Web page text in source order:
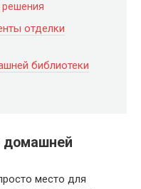
решения
отделки
библиотеки
домашней
место для